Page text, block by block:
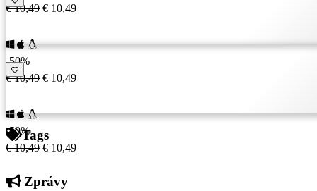
€ 10,49 € 10,49
-50%
€ 10,49 € 10,49
-50%
€ 10,49 € 10,49
Tags
Zprávy